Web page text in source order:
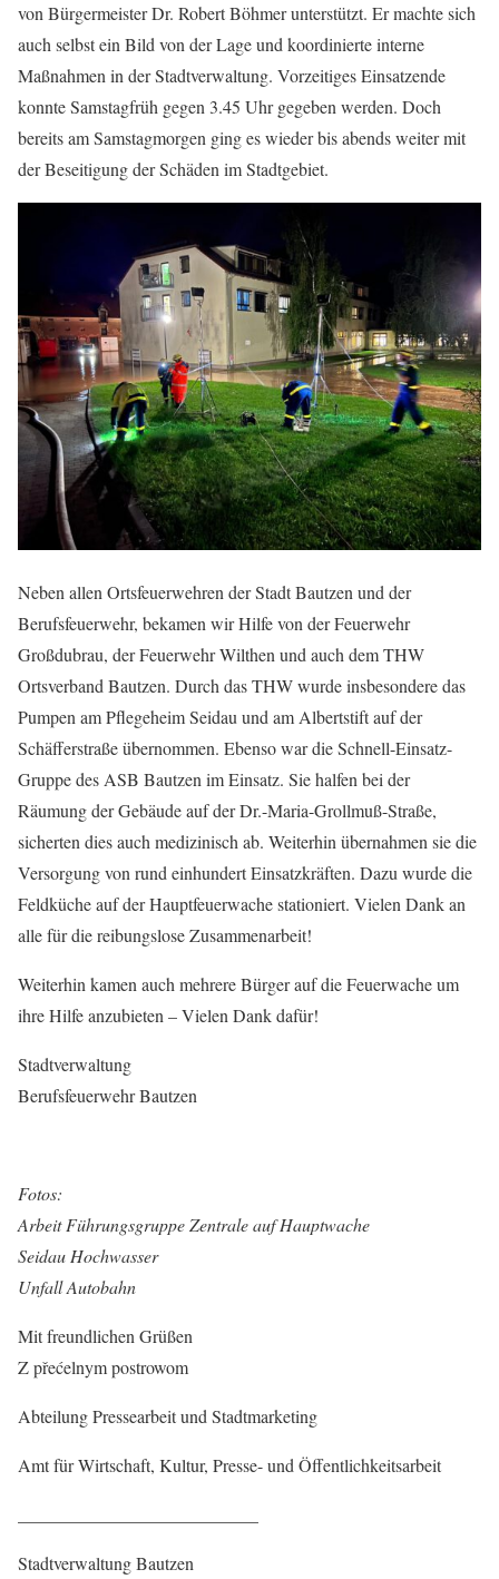
von Bürgermeister Dr. Robert Böhmer unterstützt. Er machte sich
auch selbst ein Bild von der Lage und koordinierte interne
Maßnahmen in der Stadtverwaltung. Vorzeitiges Einsatzende
konnte Samstagfrüh gegen 3.45 Uhr gegeben werden. Doch
bereits am Samstagmorgen ging es wieder bis abends weiter mit
der Beseitigung der Schäden im Stadtgebiet.
Neben allen Ortsfeuerwehren der Stadt Bautzen und der
Berufsfeuerwehr, bekamen wir Hilfe von der Feuerwehr
Großdubrau, der Feuerwehr Wilthen und auch dem THW
Ortsverband Bautzen. Durch das THW wurde insbesondere das
Pumpen am Pflegeheim Seidau und am Albertstift auf der
Schäfferstraße übernommen. Ebenso war die Schnell-Einsatz-
Gruppe des ASB Bautzen im Einsatz. Sie halfen bei der
Räumung der Gebäude auf der Dr.-Maria-Grollmuß-Straße,
sicherten dies auch medizinisch ab. Weiterhin übernahmen sie die
Versorgung von rund einhundert Einsatzkräften. Dazu wurde die
Feldküche auf der Hauptfeuerwache stationiert. Vielen Dank an
alle für die reibungslose Zusammenarbeit!
Weiterhin kamen auch mehrere Bürger auf die Feuerwache um
ihre Hilfe anzubieten – Vielen Dank dafür!
Stadtverwaltung
Berufsfeuerwehr Bautzen
Fotos:
Arbeit Führungsgruppe Zentrale auf Hauptwache
Seidau Hochwasser
Unfall Autobahn
Mit freundlichen Grüßen
Z přećelnym postrowom
Abteilung Pressearbeit und Stadtmarketing
Amt für Wirtschaft, Kultur, Presse- und Öffentlichkeitsarbeit
Stadtverwaltung Bautzen